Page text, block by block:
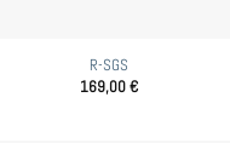
R-SGS
169,00€